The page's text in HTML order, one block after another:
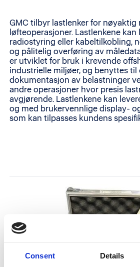
Consent Details
GMC tilbyr lastlenker for nøyaktig
løfteoperasjoner. Lastlenkene kan
radiostyring eller kabeltilkobling,
og pålitelig overføring av
er utviklet for bruk i krevende
industrielle miljøer, og benyttes til
dokumentasjon av belastninger
andre operasjoner hvor presis
avgjørende. Lastlenkene kan
og med brukervennlige display-
som kan tilpasses kundens